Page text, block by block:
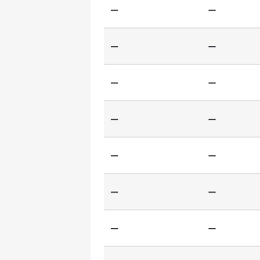
-- --
-- --
-- --
-- --
-- --
-- --
-- --